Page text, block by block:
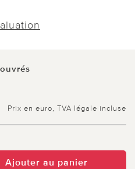
Prix en euro, TVA légale incluse
Ajouter au panier